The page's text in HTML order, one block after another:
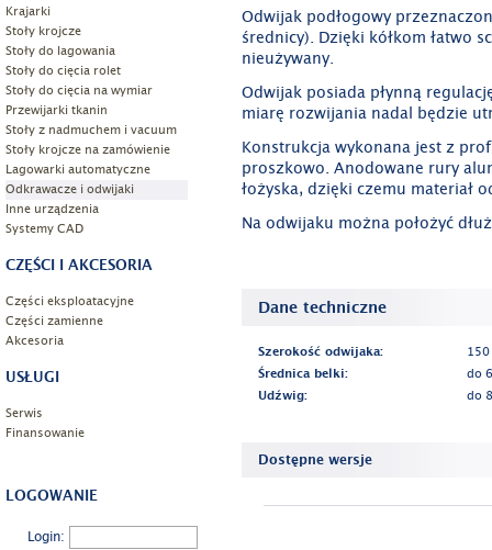
Krajarki
Stoły krojcze
Stoły do lagowania
Stoły do cięcia rolet
Stoły do cięcia na wymiar
Przewijarki tkanin
Stoły z nadmuchem i vacuum
Stoły krojcze na zamówienie
Lagowarki automatyczne
Odkrawacze i odwijaki
Inne urządzenia
Systemy CAD
CZĘŚCI I AKCESORIA
Części eksploatacyjne
Części zamienne
Akcesoria
USŁUGI
Serwis
Finansowanie
LOGOWANIE
Login:
Odwijak podłogowy
średnicy). Dzięki kółkom łatwo
nieużywany.
Odwijak posiada płynną
miarę rozwijania nadal będzie
Konstrukcja wykonana jest z
proszkowo. Anodowane rury
łożyska, dzięki czemu materiał
Na odwijaku można położyć
Dane techniczne
Szerokość odwijaka:
Średnica belki:
do
Udźwig:
do
Dostępne wersje